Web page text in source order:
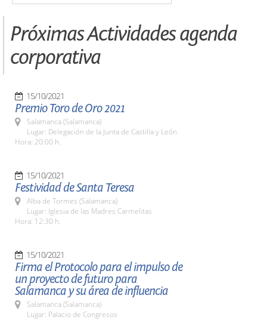
Próximas Actividades agenda
corporativa
15/10/2021
Premio Toro de Oro 2021
Salamanca (Salamanca)
Lugar: Delegación de la Junta de Castilla y León
Hora: 20:00 h.
15/10/2021
Festividad de Santa Teresa
Alba de Tormes (Salamanca)
Lugar: Iglesia de las Madres Carmelitas
Hora: 12:30 h.
15/10/2021
Firma el Protocolo para el impulso de
un proyecto de futuro para
Salamanca y su área de influencia
Salamanca (Salamanca)
Lugar: Palacio de Congresos